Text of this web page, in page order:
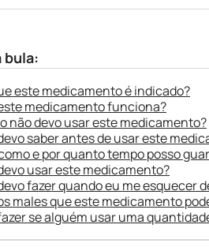
bula:
este medicamento é indicado?
medicamento funciona?
não devo usar este medicamento?
saber antes de usar este
e por quanto tempo posso
usar este medicamento?
fazer quando eu me esquecer
males que este medicamento
se alguém usar uma